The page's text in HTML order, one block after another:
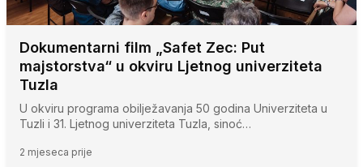
Dokumentarni film „Safet Zec: Put
majstorstva“ u okviru Ljetnog univerziteta
Tuzla
U okviru programa obilježavanja 50 godina Univerziteta u
Tuzli i 31. Ljetnog univerziteta Tuzla, sinoć…
2 mjeseca prije